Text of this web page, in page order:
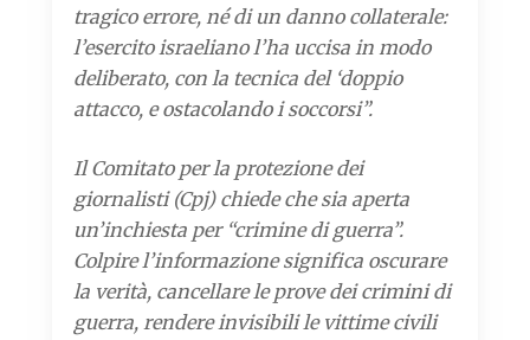
tragico errore, né di un danno collaterale:
l’esercito israeliano l’ha uccisa in modo
deliberato, con la tecnica del ‘doppio
attacco, e ostacolando i soccorsi”.
Il Comitato per la protezione dei
giornalisti (Cpj) chiede che sia aperta
un’inchiesta per “crimine di guerra”.
Colpire l’informazione significa oscurare
la verità, cancellare le prove dei crimini di
guerra, rendere invisibili le vittime civili